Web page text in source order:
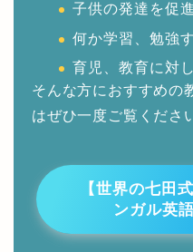
子供の発達を促
何か学習、勉強
育児、教育に対
そんな方におすすめの
はぜひ一度ご覧くださ
【世界の七田
ンガル英